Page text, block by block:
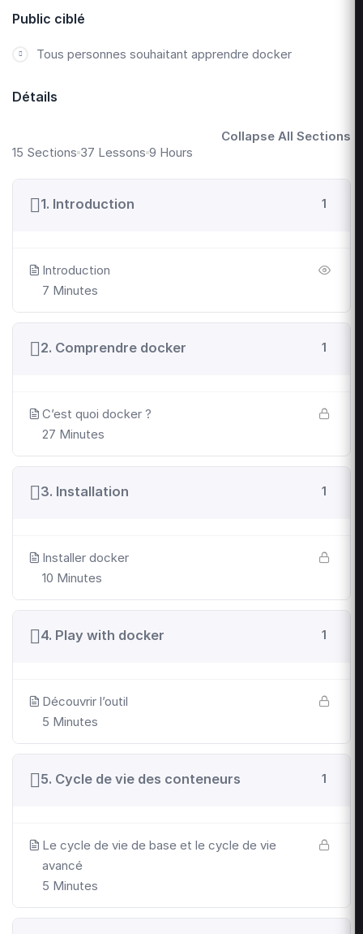
Public ciblé
Tous personnes souhaitant apprendre docker
Détails
15 Sections 37 Lessons 9 Hours
Collapse All Sections
1. Introduction 1
Introduction
7 Minutes
2. Comprendre docker 1
C’est quoi docker ?
27 Minutes
3. Installation 1
Installer docker
10 Minutes
4. Play with docker 1
Découvrir l’outil
5 Minutes
5. Cycle de vie des conteneurs 1
Le cycle de vie de base et le cycle de vie
avancé
5 Minutes